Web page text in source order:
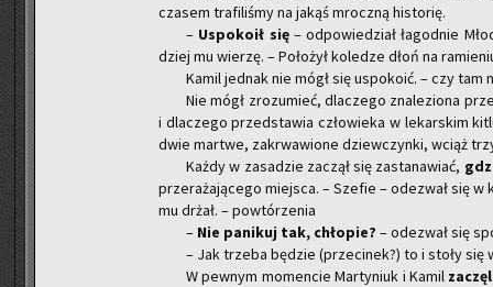
cza­sem tra­fi­li­śmy na jakąś mrocz­ną hi­sto­rię.
– Uspo­ko­ił się– od­po­wie­dział ła­god­nie
dziej mu wie­rzę. – Po­ło­żył ko­le­dze dłoń na
Kamil jed­nak nie mógł się uspo­ko­ić. – czy tam
Nie mógł zro­zu­mieć, dla­cze­go zna­le­zio­na
i dla­cze­go przed­sta­wia czło­wie­ka w le­kar­skim
dwie mar­twe, za­krwa­wio­ne dziew­czyn­ki, wciąż
Każdy w za­sa­dzie za­czął się za­sta­na­wiać,
prze­ra­ża­ją­ce­go miej­sca. – Sze­fie – ode­zwał się w
mu drżał. – po­wtó­rze­nia
– Nie pa­ni­kuj tak, chło­pie? – ode­zwał się
– Jak trze­ba bę­dzie (prze­ci­nek?) to i stoły się
W pew­nym mo­men­cie Mar­ty­niuk i Kamil